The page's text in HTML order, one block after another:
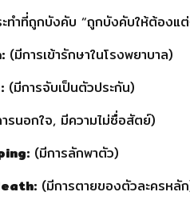
ทำที่ถูกบังคับ “ถูกบังคับให้ต้องแ
(มีการเข้ารักษาในโรงพยาบาล)
(มีการจับเป็นตัวประกัน)
รนอกใจ, มีความไม่ซื่อสัตย์)
(มีการลักพาตัว)
(มีการตายของตัวละครหลั